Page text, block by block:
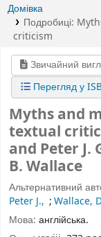
Домівка
Подробиці:
criticism
Звичайний
Перегляд у
Myths and
textual
and Peter
B. Wallace
Альтернативний
Peter J., ;Wallace,
Мова: англійська.